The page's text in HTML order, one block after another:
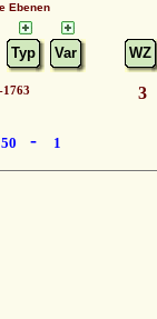
Ebenen
Typ Var WZ
50 - 1
3